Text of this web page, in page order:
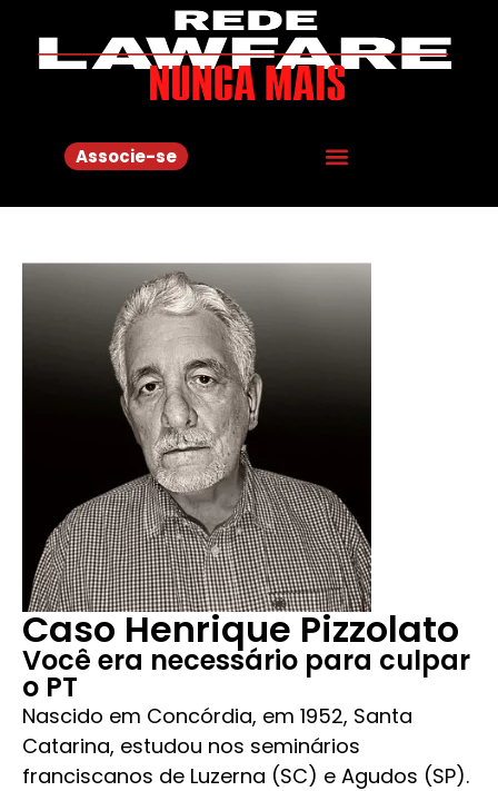
Associe-se
Caso Henrique Pizzolato
Você era necessário para culpar
o PT
Nascido em Concórdia, em 1952, Santa
Catarina, estudou nos seminários
franciscanos de Luzerna (SC) e Agudos (SP).